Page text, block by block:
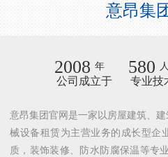
意昂集
2008 年
公司成立于
580 人
专业技
意昂集团官网是一家以房屋建筑、
械设备租赁为主营业务的成长型企
质，装饰装修、防水防腐保温等专